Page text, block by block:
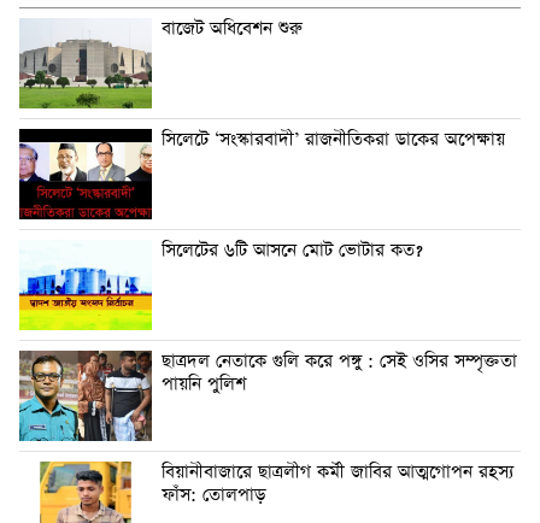
বাজেট অধিবেশন শুরু
সিলেটে ‘সংস্কারবাদী’ রাজনীতিকরা ডাকের অপেক্ষায়
সিলেটের ৬টি আসনে মোট ভোটার কত?
ছাত্রদল নেতাকে গুলি করে পঙ্গু : সেই ওসির সম্পৃক্ততা
পায়নি পুলিশ
বিয়ানীবাজারে ছাত্রলীগ কর্মী জাবির আত্মগোপন রহস্য
ফাঁস: তোলপাড়